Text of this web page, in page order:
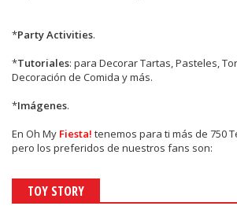
*Party Activities.
*Tutoriales: para Decorar Tartas, Pasteles,
Decoración de Comida y más.
*Imágenes.
En Oh My Fiesta! tenemos para ti más de 750
pero los preferidos de nuestros fans son:
TOY STORY